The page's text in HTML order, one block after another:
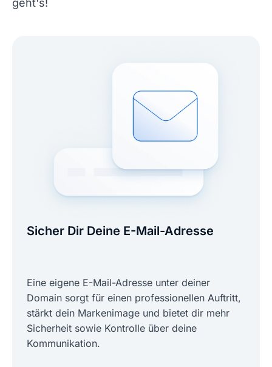
geht's!
Sicher Dir Deine E-Mail-Adresse
Eine eigene E-Mail-Adresse unter deiner
Domain sorgt für einen professionellen Auftritt,
stärkt dein Markenimage und bietet dir mehr
Sicherheit sowie Kontrolle über deine
Kommunikation.